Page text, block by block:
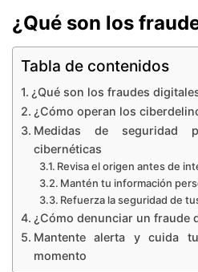
¿Qué son los
Tabla de contenidos
¿Qué son los fraudes
¿Cómo operan los
Medidas de seguridad
cibernéticas
Revisa el origen antes de
Mantén tu información
Refuerza la seguridad de
¿Cómo denunciar un fraude
Mantente alerta y cuida
momento